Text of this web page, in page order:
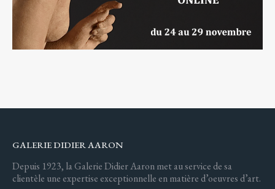
GALERIE DIDIER AARON
Depuis 1923, la Galerie Didier Aaron met au service de sa
clientèle une expertise exceptionnelle en matière d’oeuvres d’art.